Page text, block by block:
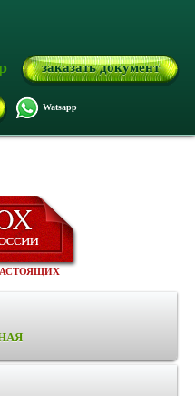
заказать документ
Watsapp